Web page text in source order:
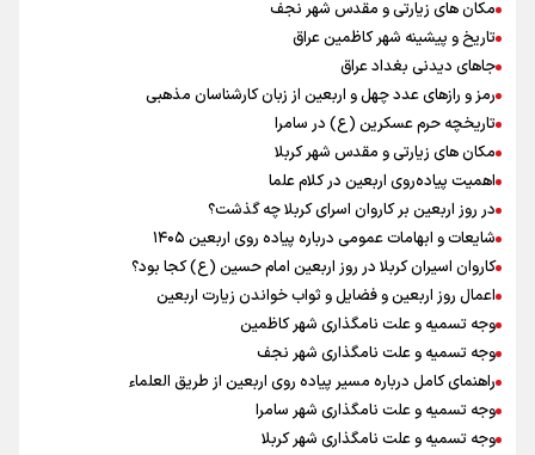
امیررضا غلامی، ملی پوش تکواندو : تمرکزم روی مسابقات پاکستان است نه
بازی های آسیایی
کانادا دو مظنون تیراندازی در نزدیکی کنسولگری آمریکا را بازداشت کرد
نصیری: امیدوارم با خوشرنگ‌ترین مدال‌ها به ایران برگردیم/ حضور شهاب
حسینی در اردو به تیم انگیزه می‌دهد/ امیدوارم پرسپولیس فصل موفقی
داشته باشد
رادین زینالی، ملی پوش تکواندو : قدم به قدم تلاش می کنم تا به طلای
المپیک برسم
اردوی تیم ملی تکواندو
دانیال شه‌بخش: اردوی ازبکستان کیفیت فنی تیم ملی را بالا برد/ برای
مدال ناگویا باید قهرمانان جهان و المپیک را شکست دهیم
مکان های زیارتی و مقدس شهر نجف
تاریخ و پیشینه شهر کاظمین عراق
جاهای دیدنی بغداد عراق
رمز و رازهای عدد چهل و اربعین از زبان کارشناسان مذهبی
تاریخچه حرم عسکرین (ع) در سامرا
مکان های زیارتی و مقدس شهر کربلا
اهمیت پیاده‌روی اربعین در کلام علما
در روز اربعین بر کاروان اسرای کربلا چه گذشت؟
شایعات و ابهامات عمومی درباره پیاده روی اربعین ۱۴۰۵
کاروان اسیران کربلا در روز اربعین امام حسین (ع) کجا بود؟
اعمال روز اربعین و فضایل و ثواب خواندن زیارت اربعین
وجه تسمیه و علت نامگذاری شهر کاظمین
وجه تسمیه و علت نامگذاری شهر نجف
راهنمای کامل درباره مسیر پیاده روی اربعین از طریق العلماء
وجه تسمیه و علت نامگذاری شهر سامرا
وجه تسمیه و علت نامگذاری شهر کربلا